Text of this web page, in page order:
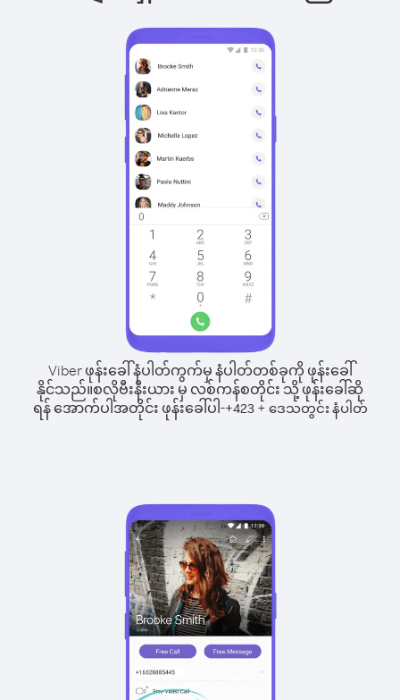
Viber ဖုန်းခေါ်နံပါတ်ကွက်မှ နံပါတ်တစ်ခုကို ဖုန်းခေါ်
နိုင်သည်။စလိုဗီးနီးယား မှ လစ်ကန်စတိုင်း သို့ ဖုန်းခေါ်ဆို
ရန် အောက်ပါအတိုင်း ဖုန်းခေါ်ပါ-+423+ ဒေသတွင်း နံပါတ်